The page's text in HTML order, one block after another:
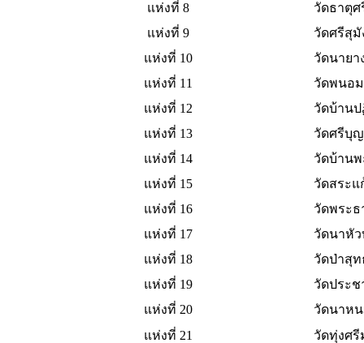
แห่งที่ 8
วัดธาตุ
แห่งที่ 9
วัดศรีสุมั
แห่งที่ 10
วัดนายา
แห่งที่ 11
วัดพนอ
แห่งที่ 12
วัดบ้าน
แห่งที่ 13
วัดศรีบุญ
แห่งที่ 14
วัดบ้าน
แห่งที่ 15
วัดสระแ
แห่งที่ 16
วัดพระ
แห่งที่ 17
วัดนาหั
แห่งที่ 18
วัดป่าสุท
แห่งที่ 19
วัดประ
แห่งที่ 20
วัดนาห
แห่งที่ 21
วัดทุ่งศรี